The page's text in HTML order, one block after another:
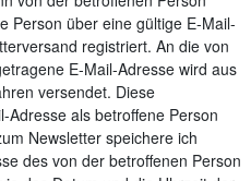
Person über eine gültige E‐Mail-
registriert. An die von
E‐Mail-Adresse wird aus
versendet. Diese
Adresse als betroffene Person
Newsletter speichere ich
des von der betroffenen Person